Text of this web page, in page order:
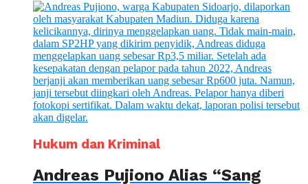
Hukum dan Kriminal
Andreas Pujiono Alias “Sang